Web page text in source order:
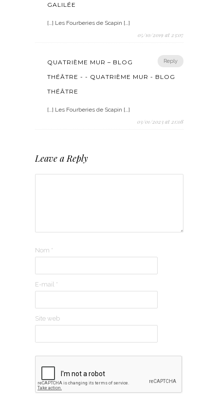
GALILÉE
[…] Les Fourberies de Scapin […]
05/10/2019 at 23:07
Reply
QUATRIÈME MUR – BLOG
THÉÂTRE - - QUATRIÈME MUR - BLOG
THÉÂTRE
[…] Les Fourberies de Scapin […]
03/01/2023 at 21:08
Leave a Reply
Nom *
E-mail *
Site web